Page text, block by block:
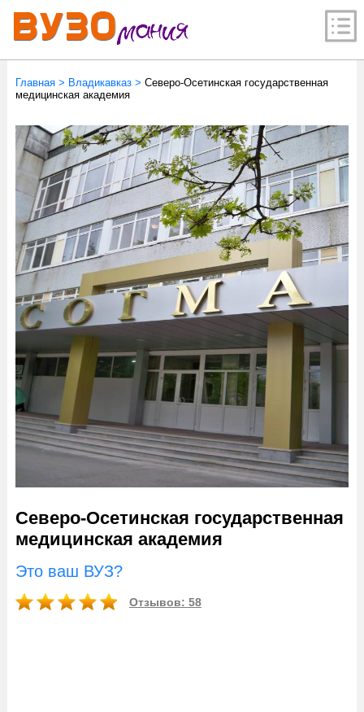
Главная> Владикавказ> Северо-Осетинская государственная
медицинская академия
Северо-Осетинская государственная
медицинская академия
Это ваш ВУЗ?
Отзывов: 58